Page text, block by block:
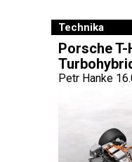
Technika
Porsche
Petr Hanke